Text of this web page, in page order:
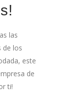
las
de los
este
de
ti!